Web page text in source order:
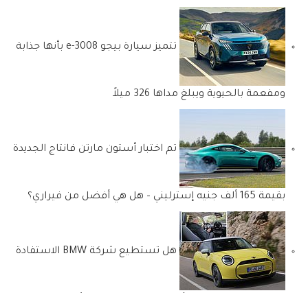
تتميز سيارة بيجو e-3008 بأنها جذابة
ومفعمة بالحيوية ويبلغ مداها 326 ميلاً
تم اختبار أستون مارتن فانتاج الجديدة
بقيمة 165 ألف جنيه إسترليني – هل هي أفضل من فيراري؟
هل تستطيع شركة BMW الاستفادة